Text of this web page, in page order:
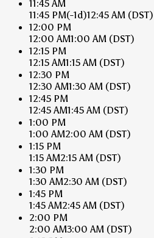
11:45 AM
11:45 PM(-1d)12:45 AM (DST)
12:00 PM
12:00 AM1:00 AM (DST)
12:15 PM
12:15 AM1:15 AM (DST)
12:30 PM
12:30 AM1:30 AM (DST)
12:45 PM
12:45 AM1:45 AM (DST)
1:00 PM
1:00 AM2:00 AM (DST)
1:15 PM
1:15 AM2:15 AM (DST)
1:30 PM
1:30 AM2:30 AM (DST)
1:45 PM
1:45 AM2:45 AM (DST)
2:00 PM
2:00 AM3:00 AM (DST)